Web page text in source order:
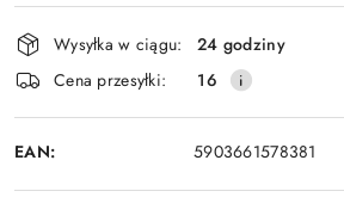
Wyślij
Dostępność
i
dostawa
Wysyłka w ciągu:
24 godziny
Cena przesyłki:
16
EAN: 5903661578381